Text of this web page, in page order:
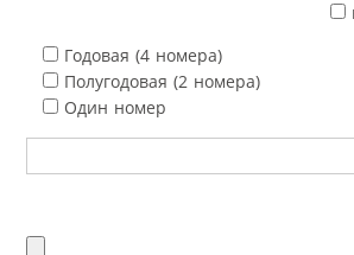
Годовая (4 номера)
Полугодовая (2 номера)
Один номер